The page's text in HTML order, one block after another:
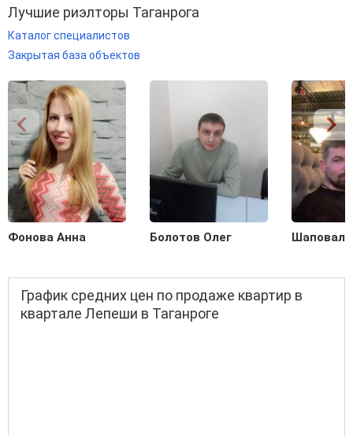
Лучшие риэлторы Таганрога
Каталог специалистов
Закрытая база объектов
Фонова Анна Болотов Олег
График средних цен по продаже квартир в
квартале Лепеши в Таганроге